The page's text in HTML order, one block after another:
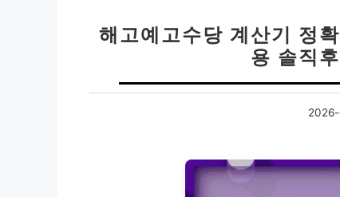
해고예고수당 계산기 정
용 솔직